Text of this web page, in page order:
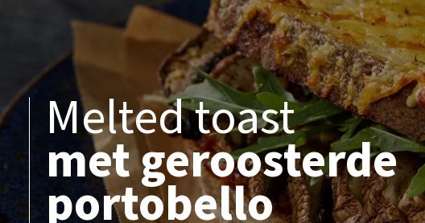
Melted toast
met geroosterde
portobello